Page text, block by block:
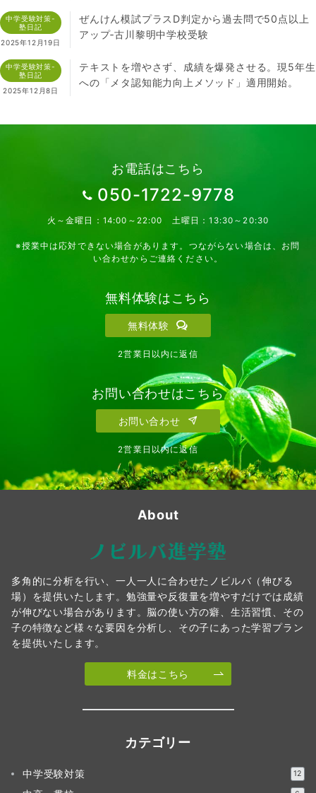
中学受験対策-
塾日記
2025年12月19日
ぜんけん模試プラスD判定から過去問で50点以上
アップ‐古川黎明中学校受験
中学受験対策-
塾日記
2025年12月8日
テキストを増やさず、成績を爆発させる。現5年生
への「メタ認知能力向上メソッド」適用開始。
お電話はこちら
050-1722-9778
火～金曜日：14:00～22:00 土曜日：13:30～20:30
※授業中は応対できない場合があります。つながらない場合は、お問
い合わせからご連絡ください。
無料体験はこちら
無料体験
2営業日以内に返信
お問い合わせはこちら
お問い合わせ
2営業日以内に返信
About
多角的に分析を行い、一人一人に合わせたノビルバ（伸びる
場）を提供いたします。勉強量や反復量を増やすだけでは成績
が伸びない場合があります。脳の使い方の癖、生活習慣、その
子の特徴など様々な要因を分析し、その子にあった学習プラン
を提供いたします。
料金はこちら
カテゴリー
中学受験対策 12